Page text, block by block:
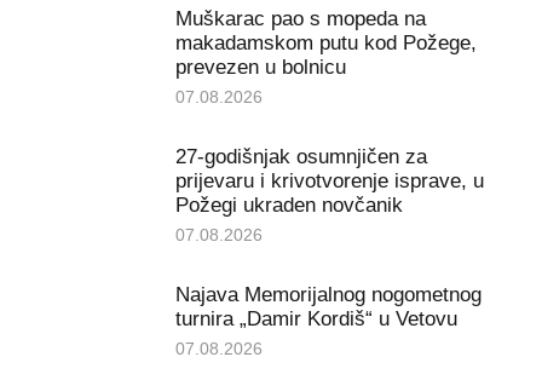
Muškarac pao s mopeda na
makadamskom putu kod Požege,
prevezen u bolnicu
07.08.2026
27-godišnjak osumnjičen za
prijevaru i krivotvorenje isprave, u
Požegi ukraden novčanik
07.08.2026
Najava Memorijalnog nogometnog
turnira „Damir Kordiš“ u Vetovu
07.08.2026